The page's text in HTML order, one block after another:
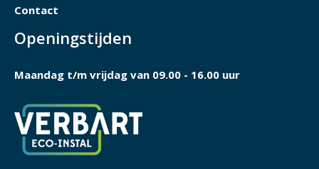
Contact
Openingstijden
Maandag t/m vrijdag van 09.00 - 16.00 uur